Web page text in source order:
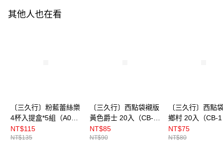
其他人也在看
〔三久行〕粉藍蕾絲樂
4杯入提盒*5組（A09-
5-4）
NT$115
NT$135
〔三久行〕西點袋襯版
黃色爵士 20入（CB-3
）
NT$85
NT$90
〔三久行〕西點
鄉村 20入（CB-
NT$75
NT$80